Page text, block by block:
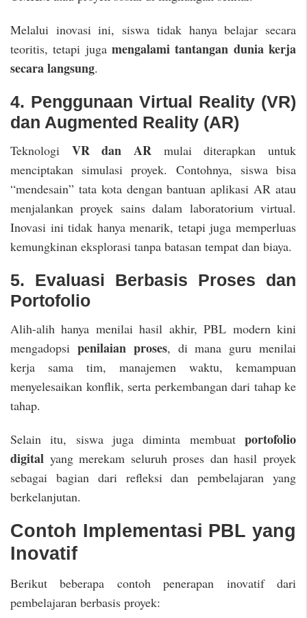
Melalui inovasi ini, siswa tidak hanya belajar secara
teoritis, tetapi juga mengalami tantangan dunia kerja
secara langsung.
4. Penggunaan Virtual Reality (VR)
dan Augmented Reality (AR)
Teknologi VR dan AR mulai diterapkan untuk
menciptakan simulasi proyek. Contohnya, siswa bisa
“mendesain” tata kota dengan bantuan aplikasi AR atau
menjalankan proyek sains dalam laboratorium virtual.
Inovasi ini tidak hanya menarik, tetapi juga memperluas
kemungkinan eksplorasi tanpa batasan tempat dan biaya.
5. Evaluasi Berbasis Proses dan
Portofolio
Alih-alih hanya menilai hasil akhir, PBL modern kini
mengadopsi penilaian proses, di mana guru menilai
kerja sama tim, manajemen waktu, kemampuan
menyelesaikan konflik, serta perkembangan dari tahap ke
tahap.
Selain itu, siswa juga diminta membuat portofolio
digital yang merekam seluruh proses dan hasil proyek
sebagai bagian dari refleksi dan pembelajaran yang
berkelanjutan.
Contoh Implementasi PBL yang
Inovatif
Berikut beberapa contoh penerapan inovatif dari
pembelajaran berbasis proyek: